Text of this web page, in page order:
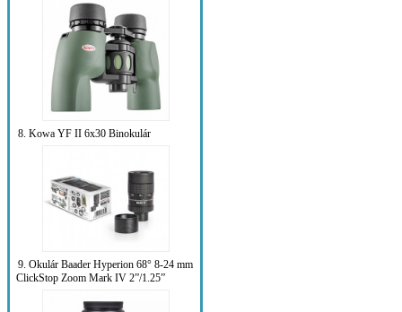
8. Kowa YF II 6x30 Binokulár
9. Okulár Baader Hyperion 68° 8-24 mm
ClickStop Zoom Mark IV 2”/1.25”